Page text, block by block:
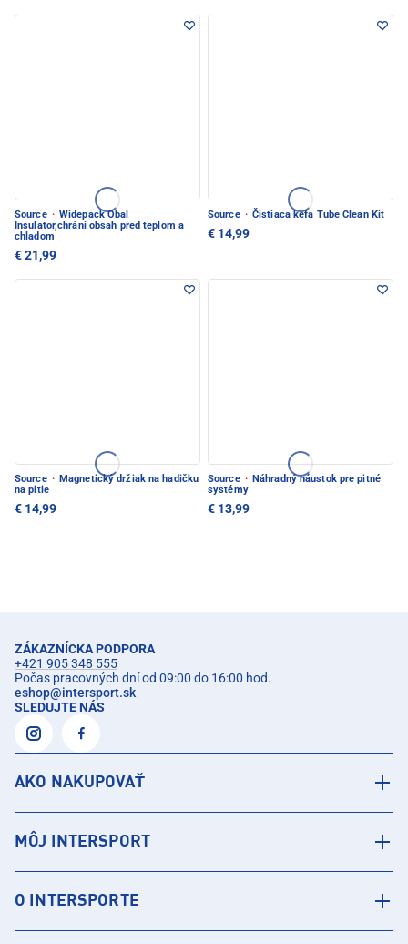
Source · Widepack Obal
Insulator,chráni obsah pred teplom a
chladom
€ 21,99
Source · Čistiaca kefa Tube Clean Kit
€ 14,99
Source · Magnetický držiak na hadičku
na pitie
€ 14,99
Source · Náhradný náustok pre pitné
systémy
€ 13,99
ZÁKAZNÍCKA PODPORA
+421 905 348 555
Počas pracovných dní od 09:00 do 16:00 hod.
eshop@intersport.sk
SLEDUJTE NÁS
AKO NAKUPOVAŤ
MÔJ INTERSPORT
O INTERSPORTE